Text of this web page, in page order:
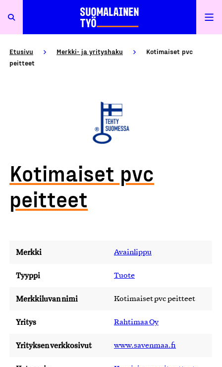
Etusivu Merkki- ja yrityshaku
Kotimaiset pvc
peitteet
Kotimaiset pvc
peitteet
Merkki Avainlippu
Tyyppi Tuote
Merkkiluvan nimi Kotimaiset pvc peitteet
Yritys Rahtimaa Oy
Yrityksen verkkosivut www.savenmaa.fi